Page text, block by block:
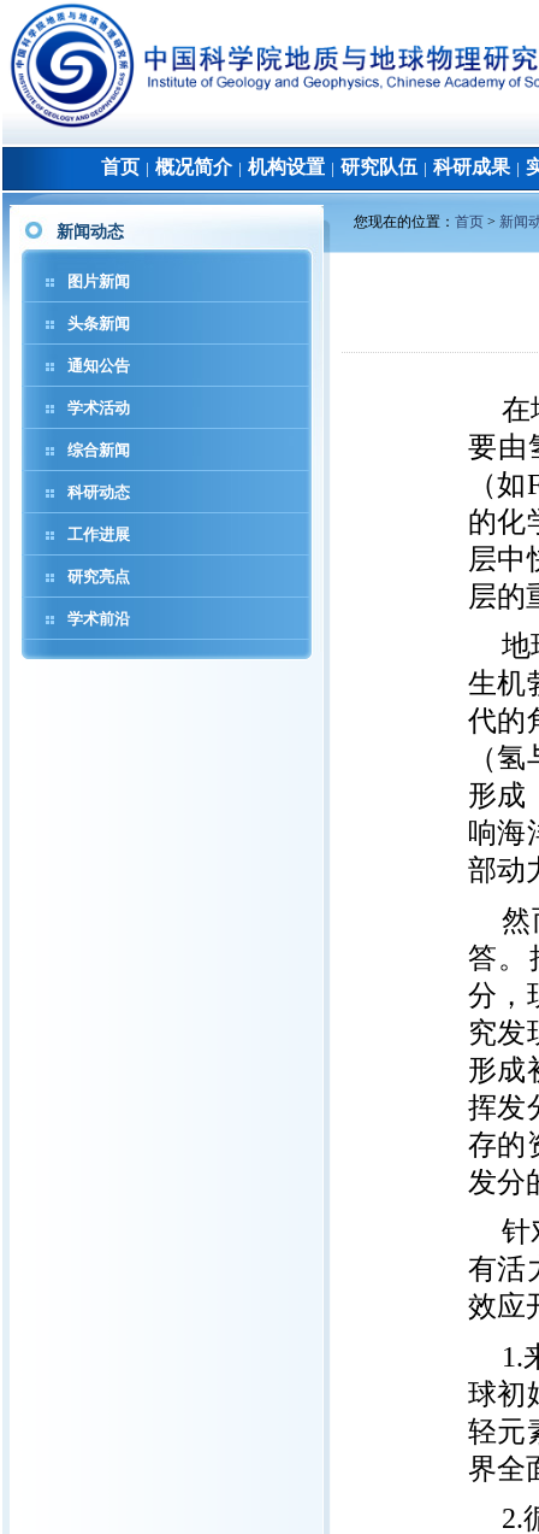
首页 概况简介│ 机构设置 研究队伍 科研成果│
新闻动态
图片新闻
头条新闻
通知公告
学术活动
综合新闻
科研动态
工作进展
研究亮点
学术前沿
您现在的位置： 首页 > 新闻
在
要由
（
的化
层中
层的
地
生机
代的
（
形成
响海
部动
然
答。
分，
究发
形成
挥发
存的
发分
针
有活
效应
1.
球初
轻元
界全
2.